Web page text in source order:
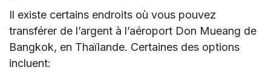
Il existe certains endroits où vous pouvez
transférer de l’argent à l’aéroport Don Mueang de
Bangkok, en Thaïlande. Certaines des options
incluent: